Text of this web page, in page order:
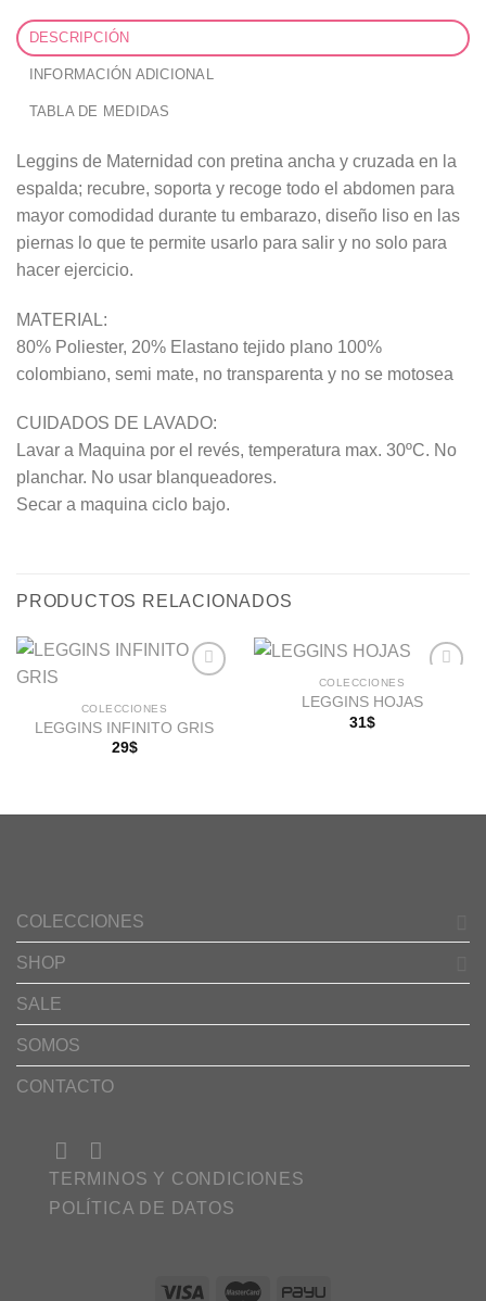
DESCRIPCIÓN
INFORMACIÓN ADICIONAL
TABLA DE MEDIDAS
Leggins de Maternidad con pretina ancha y cruzada en la
espalda; recubre, soporta y recoge todo el abdomen para
mayor comodidad durante tu embarazo, diseño liso en las
piernas lo que te permite usarlo para salir y no solo para
hacer ejercicio.
MATERIAL:
80% Poliester, 20% Elastano tejido plano 100%
colombiano, semi mate, no transparenta y no se motosea
CUIDADOS DE LAVADO:
Lavar a Maquina por el revés, temperatura max. 30ºC. No
planchar. No usar blanqueadores.
Secar a maquina ciclo bajo.
PRODUCTOS RELACIONADOS
Añadir
COLECCIONES
LEGGINS INFINITO GRIS
29$
COLECCIONES
LEGGINS HOJAS
31$
COLECCIONES
SHOP
SALE
SOMOS
CONTACTO
TERMINOS Y CONDICIONES
POLÍTICA DE DATOS